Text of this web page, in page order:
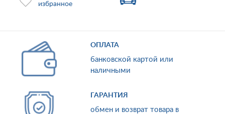
избранное
ОПЛАТА
банковской картой или
наличными
ГАРАНТИЯ
обмен и возврат товара в